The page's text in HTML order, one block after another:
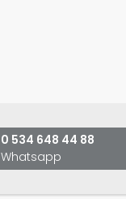
0 534 648 44 88
Whatsapp